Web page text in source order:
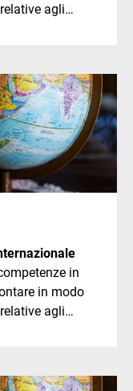
agli
in
in modo
agli